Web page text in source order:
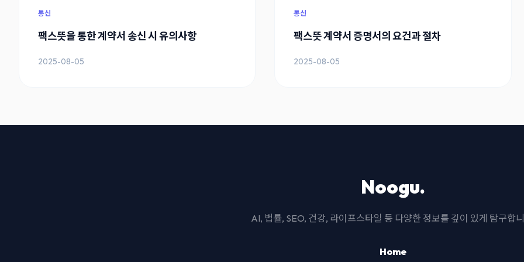
통신
팩스뜻을 통한 계약서 송신 시 유의사항
2025-08-05
통신
팩스뜻 계약서 증명서의 요건과 절차
2025-08-05
Noogu.
AI, 법률, SEO, 건강, 라이프스타일 등 다양한 정보를 깊이 있게 탐구합
Home